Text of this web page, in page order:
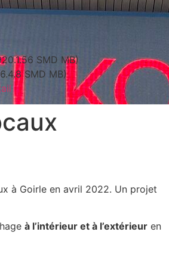
SMD MB)
SMD MB)
à Goirle en avril 2022. Un projet
à l’intérieur et à l’extérieur en